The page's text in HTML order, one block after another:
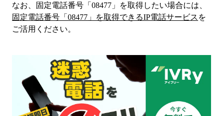
なお、固定電話番号「 08477 」を取得したい場合には、
固定電話番号「 08477 」を取得できるIP電話サービス を
ご活用ください。